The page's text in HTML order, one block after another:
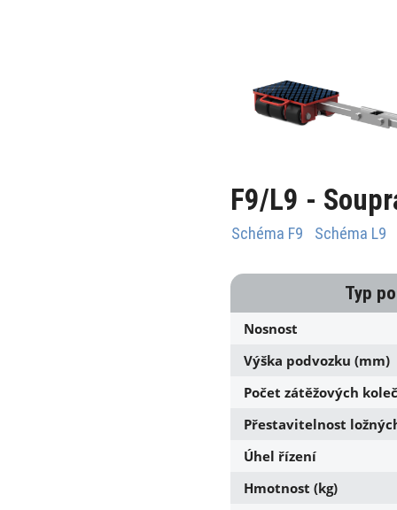
F9/L9 -
Schéma F9 Schéma L9
Typ
Nosnost
Výška podvozku (mm)
Počet zátěžových
Přestavitelnost
Úhel řízení
Hmotnost (kg)